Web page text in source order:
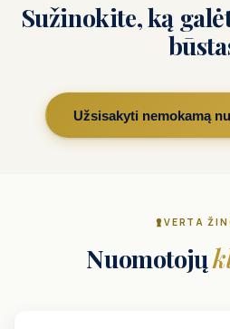
Sužinokite, ką
Užsisakyti nemokamą
VERTA
Nuomotojų